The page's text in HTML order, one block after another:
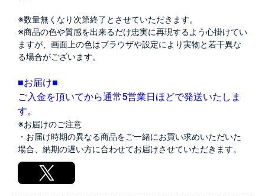
※数量無くなり次第終了とさせていただきます。
※商品の色や質感を出来るだけ忠実に再現するよう心掛けてい
ますが、画面上の色はブラウザや設定により実物と若干異な
る場合がございます。
■お届け■
ご入金を頂いてから通常5営業日ほどで発送いたしま
す。
※お届けのご注意
・お届け時期の異なる商品をご一緒にお買い求めいただいた
場合、納期の遅い方に合わせてお届けさせていただきます。